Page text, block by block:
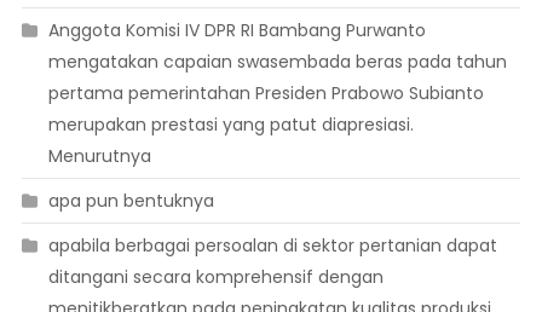
Anggota Komisi IV DPR RI Bambang Purwanto
mengatakan capaian swasembada beras pada tahun
pertama pemerintahan Presiden Prabowo Subianto
merupakan prestasi yang patut diapresiasi.
Menurutnya
apa pun bentuknya
apabila berbagai persoalan di sektor pertanian dapat
ditangani secara komprehensif dengan